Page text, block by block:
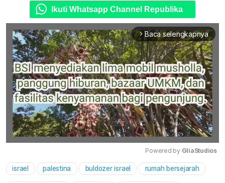
Ikuti Whatsapp Channel Republika
arrow_forward_ios Baca selengkapnya
Mute
Powered by GliaStudios
israel palestina buldozer israel rumah bersejarah